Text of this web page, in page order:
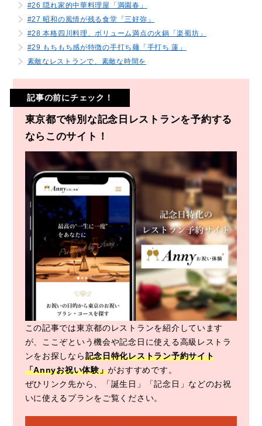
#26 隠れ家的中華料理屋「満園春」
#27 昭和の風情が残る食堂「三好弥」
#28 本格四川料理、ボリューム満点の火鍋「楽蜀坊」
#29 もちもち感が特徴の手打ち麺「手打ち 蓮」
素敵なレストランで、素敵な時間を
記事の前にチェック！
東京都で特別な記念日レストランを予約する
ならこのサイト！
この記事では東京都のレストランを紹介しています
が、ここぞという機会や記念日に使える高級レストラ
ンをお探しなら記念日特化レストラン予約サイト
「Annyお祝い体験」がおすすめです。
ぜひリンク先から、「誕生日」「記念日」などのお祝
いに使えるプランをご覧ください。